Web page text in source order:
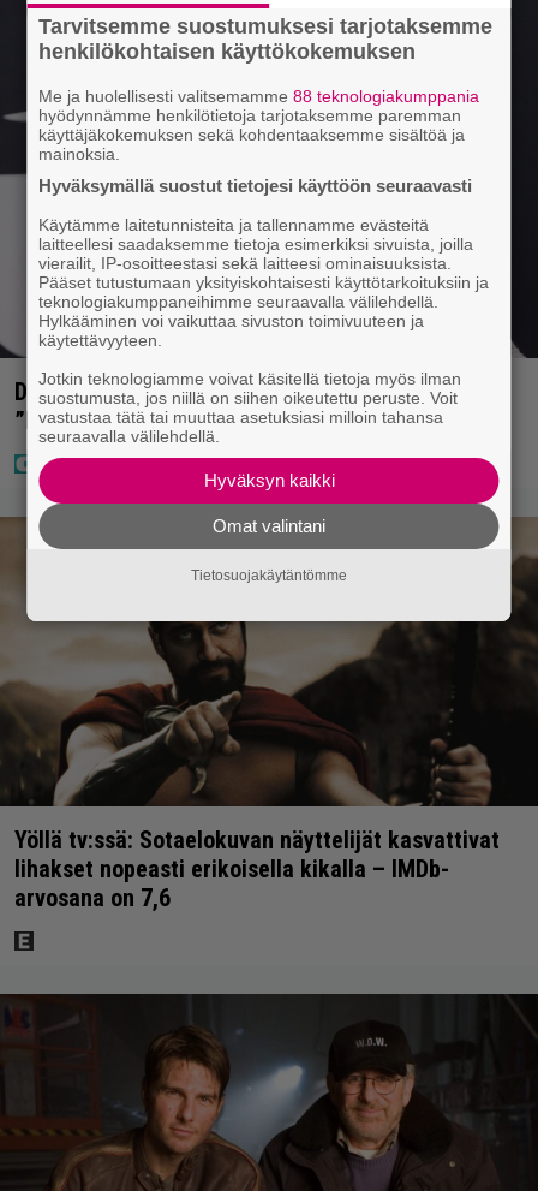
Diandra julkaisi upeita kuvia Helsingistä –
”Puitteet kohdillaan”
Yöllä tv:ssä: Sotaelokuvan näyttelijät kasvattivat
lihakset nopeasti erikoisella kikalla – IMDb-
arvosana on 7,6
Tarvitsemme suostumuksesi tarjotaksemme
henkilökohtaisen käyttökokemuksen
Me ja huolellisesti valitsemamme88 teknologiakumppania
hyödynnämme henkilötietoja tarjotaksemme paremman
käyttäjäkokemuksen sekä kohdentaaksemme sisältöä ja
mainoksia.
Hyväksymällä suostut tietojesi käyttöön seuraavasti
Käytämme laitetunnisteita ja tallennamme evästeitä
laitteellesi saadaksemme tietoja esimerkiksi sivuista, joilla
vierailit, IP-osoitteestasi sekä laitteesi ominaisuuksista.
Pääset tutustumaan yksityiskohtaisesti käyttötarkoituksiin ja
teknologiakumppaneihimme seuraavalla välilehdellä.
Hylkääminen voi vaikuttaa sivuston toimivuuteen ja
käytettävyyteen.
Jotkin teknologiamme voivat käsitellä tietoja myös ilman
suostumusta, jos niillä on siihen oikeutettu peruste. Voit
vastustaa tätä tai muuttaa asetuksiasi milloin tahansa
seuraavalla välilehdellä.
Hyväksyn kaikki
Omat valintani
Tietosuojakäytäntömme